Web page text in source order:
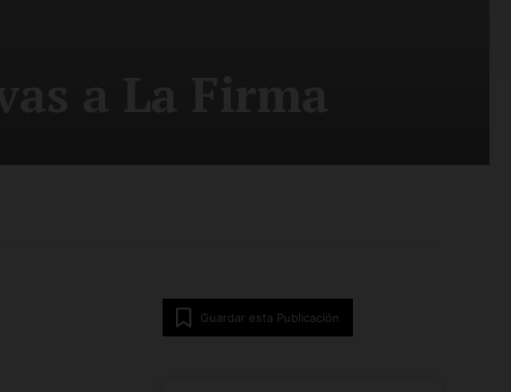
Guardar esta Publicación